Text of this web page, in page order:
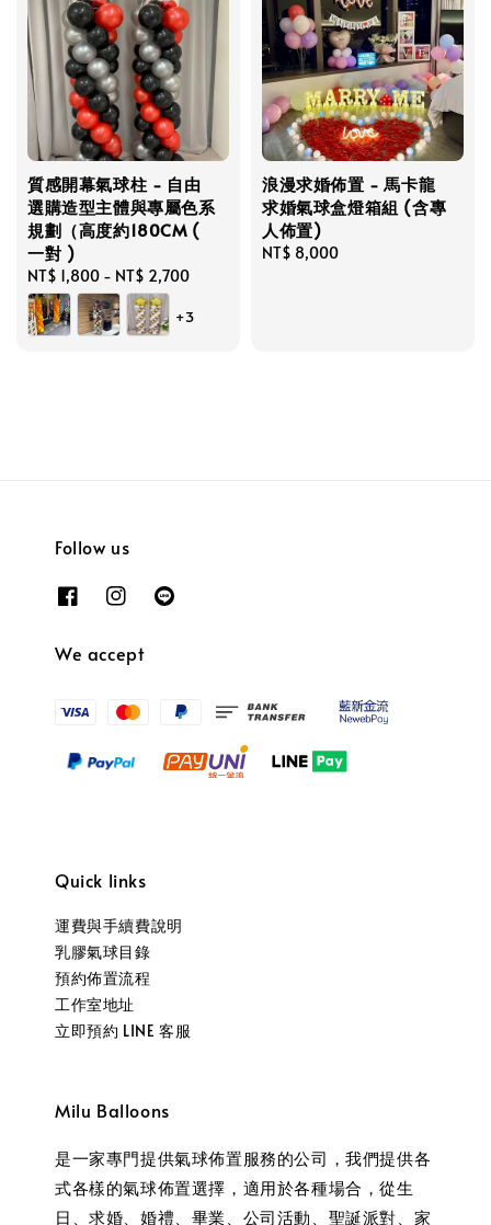
質感開幕氣球柱 - 自由
選購造型主體與專屬色系
規劃（高度約180CM (
一對 )
Regular
price
NT$ 1,800 - NT$ 2,700
+3
浪漫求婚佈置 - 馬卡龍
求婚氣球盒燈箱組 (含專
人佈置)
Regular
NT$ 8,000
Follow us
We accept
Quick links
運費與手續費說明
乳膠氣球目錄
預約佈置流程
工作室地址
立即預約 LINE 客服
Milu Balloons
是一家專門提供氣球佈置服務的公司，我們提供各
式各樣的氣球佈置選擇，適用於各種場合，從生
日、求婚、婚禮、畢業、公司活動、聖誕派對、家